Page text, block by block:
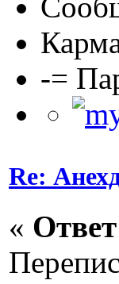
-=
Re:
«